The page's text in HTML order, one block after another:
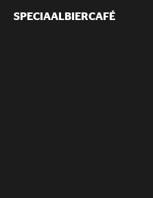
SPECIAALBIERCAFÉ